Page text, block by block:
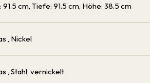
91.5 cm, Tiefe: 91.5 cm, Höhe: 38.5 cm
, Nickel
, Stahl, vernickelt